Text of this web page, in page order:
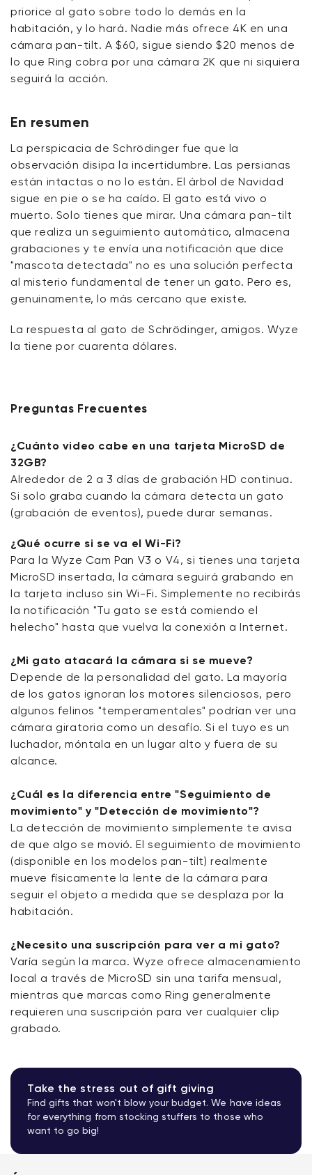
priorice al gato sobre todo lo demás en la
habitación, y lo hará. Nadie más ofrece 4K en una
cámara pan-tilt. A $60, sigue siendo $20 menos de
lo que Ring cobra por una cámara 2K que ni siquiera
seguirá la acción.
En resumen
La perspicacia de Schrödinger fue que la
observación disipa la incertidumbre. Las persianas
están intactas o no lo están. El árbol de Navidad
sigue en pie o se ha caído. El gato está vivo o
muerto. Solo tienes que mirar. Una cámara pan-tilt
que realiza un seguimiento automático, almacena
grabaciones y te envía una notificación que dice
"mascota detectada" no es una solución perfecta
al misterio fundamental de tener un gato. Pero es,
genuinamente, lo más cercano que existe.
La respuesta al gato de Schrödinger, amigos. Wyze
la tiene por cuarenta dólares.
Preguntas Frecuentes
¿Cuánto video cabe en una tarjeta MicroSD de
32GB?
Alrededor de 2 a 3 días de grabación HD continua.
Si solo graba cuando la cámara detecta un gato
(grabación de eventos), puede durar semanas.
¿Qué ocurre si se va el Wi-Fi?
Para la Wyze Cam Pan V3 o V4, si tienes una tarjeta
MicroSD insertada, la cámara seguirá grabando en
la tarjeta incluso sin Wi-Fi. Simplemente no recibirás
la notificación "Tu gato se está comiendo el
helecho" hasta que vuelva la conexión a Internet.
¿Mi gato atacará la cámara si se mueve?
Depende de la personalidad del gato. La mayoría
de los gatos ignoran los motores silenciosos, pero
algunos felinos "temperamentales" podrían ver una
cámara giratoria como un desafío. Si el tuyo es un
luchador, móntala en un lugar alto y fuera de su
alcance.
¿Cuál es la diferencia entre "Seguimiento de
movimiento" y "Detección de movimiento"?
La detección de movimiento simplemente te avisa
de que algo se movió. El seguimiento de movimiento
(disponible en los modelos pan-tilt) realmente
mueve físicamente la lente de la cámara para
seguir el objeto a medida que se desplaza por la
habitación.
¿Necesito una suscripción para ver a mi gato?
Varía según la marca. Wyze ofrece almacenamiento
local a través de MicroSD sin una tarifa mensual,
mientras que marcas como Ring generalmente
requieren una suscripción para ver cualquier clip
grabado.
Take the stress out of gift giving
Find gifts that won't blow your budget. We have ideas
for everything from stocking stuffers to those who
want to go big!